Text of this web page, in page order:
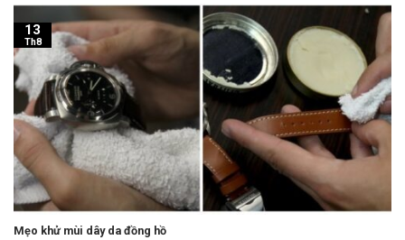
Mẹo khử mùi dây da đồng hồ
13
Th8